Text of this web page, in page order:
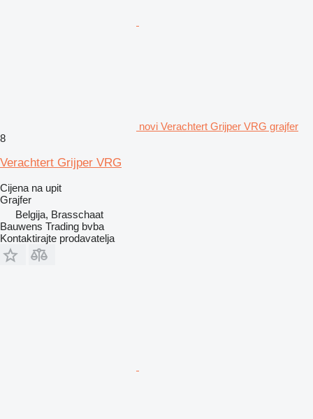
novi Verachtert Grijper VRG grajfer
8
Verachtert Grijper VRG
Cijena na upit
Grajfer
Belgija, Brasschaat
Bauwens Trading bvba
Kontaktirajte prodavatelja